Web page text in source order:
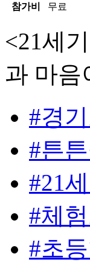
참가비
무료
<21세
과 마음
#경
#튼
#21
#체
#초